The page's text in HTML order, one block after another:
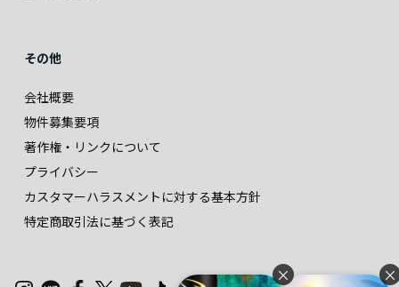
× ×
その他
会社概要
物件募集要項
著作権・リンクについて
プライバシー
カスタマーハラスメントに対する基本方針
特定商取引法に基づく表記